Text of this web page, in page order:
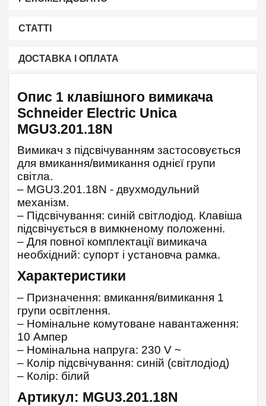
СТАТТІ
ДОСТАВКА І ОПЛАТА
Опис 1 клавішного вимикача
Schneider Electric Unica
MGU3.201.18N
Вимикач з підсвічуванням застосовується
для вмикання/вимикання однієї групи
світла.
– MGU3.201.18N - двухмодульний
механізм.
– Підсвічування: синій світлодіод. Клавіша
підсвічується в вимкненому положенні.
– Для повної комплектації вимикача
необхідний: супорт і установча рамка.
Характеристики
– Призначення: вмикання/вимикання 1
групи освітлення.
– Номінальне комутоване навантаження:
10 Ампер
– Номінальна напруга: 230 V ~
– Колір підсвічування: синій (світлодіод)
– Колір: білий
Артикул: MGU3.201.18N